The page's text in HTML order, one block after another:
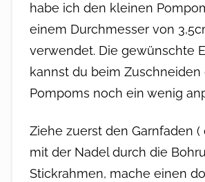
habe ich den kleinen
einem Durchmesser von
verwendet. Die gewünschte
kannst du beim Zuschneiden
Pompoms noch ein wenig
Ziehe zuerst den Garnfaden (
mit der Nadel durch die
Stickrahmen, mache einen